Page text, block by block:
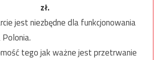
zł.
jest niezbędne dla funkcjonowania
tego jak ważne jest przetrwanie